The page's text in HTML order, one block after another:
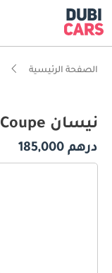
الصفحة الرئيسية
نيسان 370Z Std 3.7L (324 HP) Coupe
درهم 185,000